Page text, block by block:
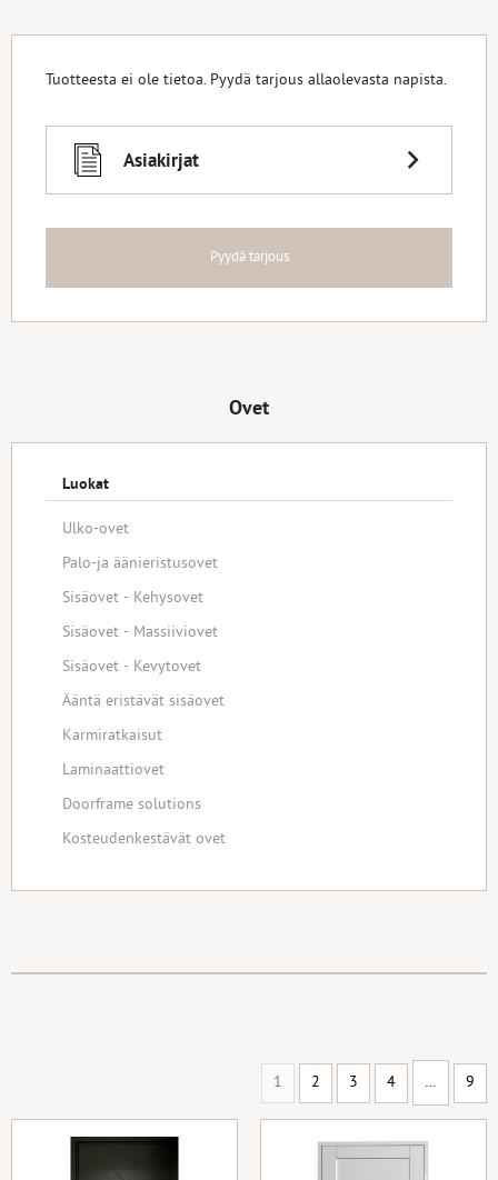
Tuotteesta ei ole tietoa. Pyydä tarjous allaolevasta napista.
Asiakirjat
Pyydä tarjous
Ovet
Luokat
Ulko-ovet
Palo-ja äänieristusovet
Sisäovet - Kehysovet
Sisäovet - Massiiviovet
Sisäovet - Kevytovet
Ääntä eristävät sisäovet
Karmiratkaisut
Laminaattiovet
Doorframe solutions
Kosteudenkestävät ovet
1 2 3 4 … 9